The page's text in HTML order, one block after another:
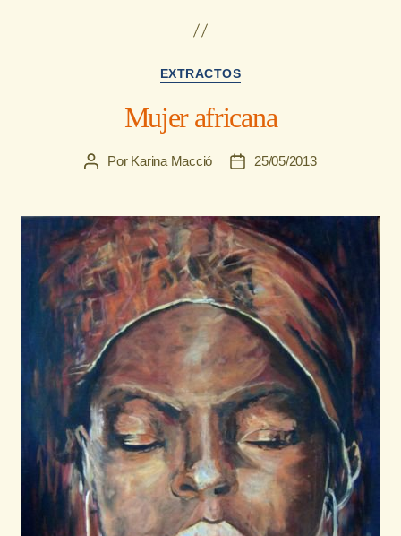
Categorías
EXTRACTOS
Mujer africana
Autor
entrada
Por Karina Macció
Fecha
entrada
25/05/2013